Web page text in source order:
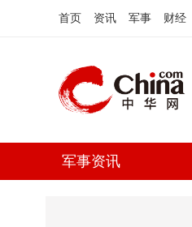
首页 资讯 军事 财经
军事资讯